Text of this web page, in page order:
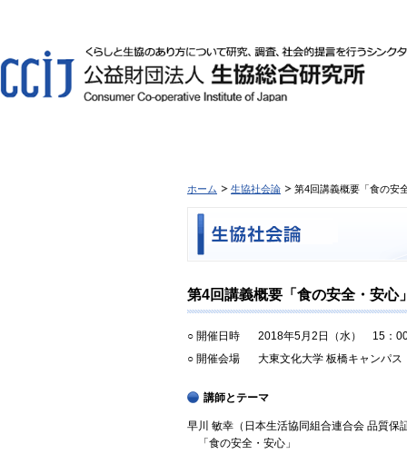
ホーム 生協社会論 第4回講義概要「食の安
第4回講義概要「食の安全・安心
○ 開催日時
2018年5月2日（水） 15：
○ 開催会場
大東文化大学 板橋キャンパス
講師とテーマ
早川 敏幸（日本生活協同組合連合会 品質保
「食の安全・安心」